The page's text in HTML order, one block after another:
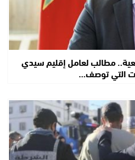
مطالب لعامل إقليم سيدي
التي توصف…